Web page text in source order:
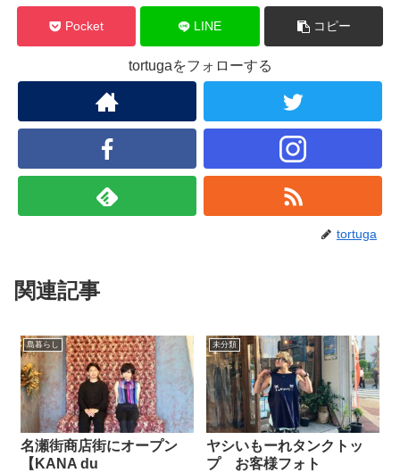
Pocket LINE コピー
tortugaをフォローする
tortuga
関連記事
島暮らし
名瀬街商店街にオープン
【KANA du
未分類
ヤシいもーれタンクトッ
プ お客様フォト